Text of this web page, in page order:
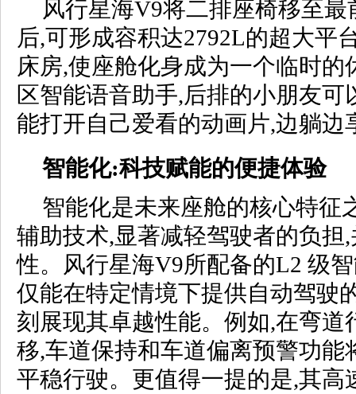
风行星海V9将二排座椅移至
后,可形成容积达2792L的超大平
床房,使座舱化身成为一个临时的
区智能语音助手,后排的小朋友可
能打开自己爱看的动画片,边躺边
智能化:科技赋能的便捷体验
智能化是未来座舱的核心特征
辅助技术,显著减轻驾驶者的负担
性。风行星海V9所配备的L2 级
仅能在特定情境下提供自动驾驶
刻展现其卓越性能。例如,在弯道
移,车道保持和车道偏离预警功能
平稳行驶。更值得一提的是,其高